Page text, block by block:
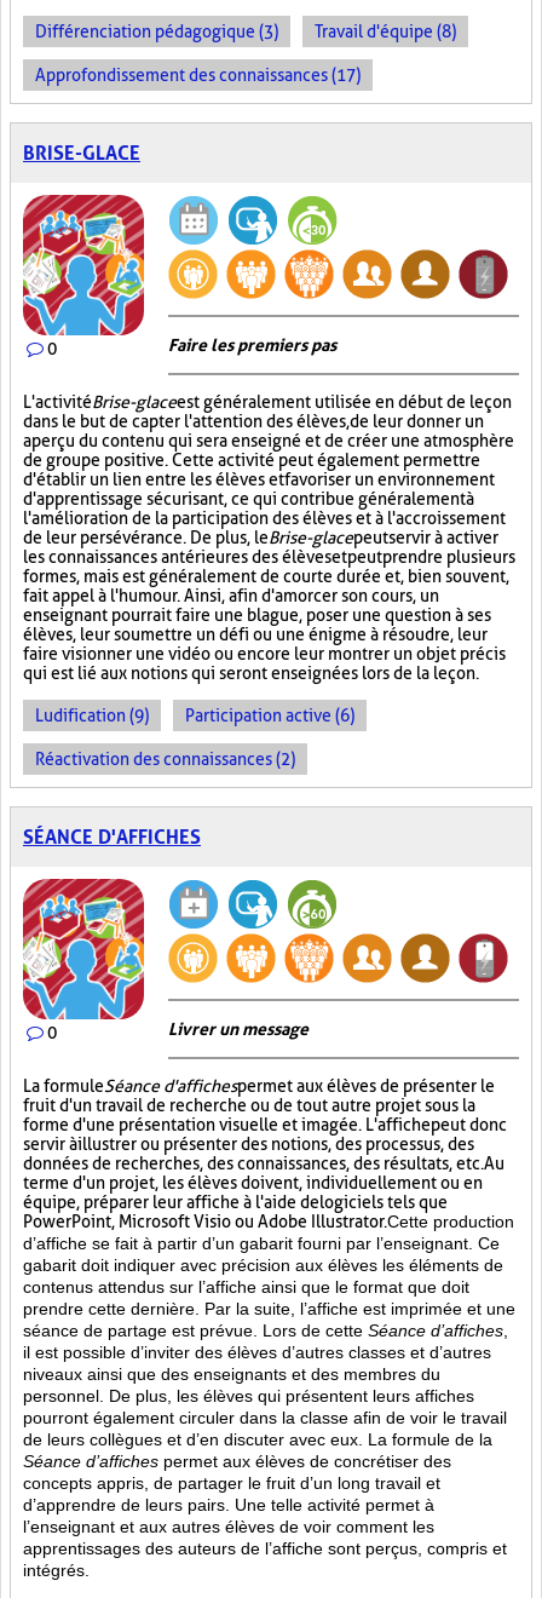
Différenciation pédagogique (3) Travail d'équipe (8)
Approfondissement des connaissances (17)
BRISE-GLACE
0 Faire les premiers pas
L'activitéBrise-glaceest généralement utilisée en début de leçon
dans le but de capter l'attention des élèves, de leur donner un
aperçu du contenu qui sera enseigné et de créer une atmosphère
de groupe positive. Cette activité peut également permettre
d'établir un lien entre les élèves et favoriser un environnement
d'apprentissage sécurisant, ce qui contribue généralement à
l'amélioration de la participation des élèves et à l'accroissement
de leur persévérance. De plus, leBrise-glacepeut servir à activer
les connaissances antérieures des élèves et peut prendre plusieurs
formes, mais est généralement de courte durée et, bien souvent,
fait appel à l'humour. Ainsi, afin d'amorcer son cours, un
enseignant pourrait faire une blague, poser une question à ses
élèves, leur soumettre un défi ou une énigme à résoudre, leur
faire visionner une vidéo ou encore leur montrer un objet précis
qui est lié aux notions qui seront enseignées lors de la leçon.
Ludification (9) Participation active (6)
Réactivation des connaissances (2)
SÉANCE D'AFFICHES
0 Livrer un message
La formuleSéance d'affichespermet aux élèves de présenter le
fruit d'un travail de recherche ou de tout autre projet sous la
forme d'une présentation visuelle et imagée. L'affichepeut donc
servir à illustrer ou présenter des notions, des processus, des
données de recherches, des connaissances, des résultats, etc. Au
terme d'un projet, les élèves doivent, individuellement ou en
équipe, préparer leur affiche à l'aide de logiciels tels que
PowerPoint, Microsoft Visio ou Adobe Illustrator.Cette production
d’affiche se fait à partir d’un gabarit fourni par l’enseignant. Ce
gabarit doit indiquer avec précision aux élèves les éléments de
contenus attendus sur l’affiche ainsi que le format que doit
prendre cette dernière. Par la suite, l’affiche est imprimée et une
séance de partage est prévue. Lors de cette Séance d’affiches
il est possible d’inviter des élèves d’autres classes et d’autres
niveaux ainsi que des enseignants et des membres du
personnel. De plus, les élèves qui présentent leurs affiches
pourront également circuler dans la classe afin de voir le travail
de leurs collègues et d’en discuter avec eux. La formule de la
Séance d’affiches permet aux élèves de concrétiser des
concepts appris, de partager le fruit d’un long travail et
d’apprendre de leurs pairs. Une telle activité permet à
l’enseignant et aux autres élèves de voir comment les
apprentissages des auteurs de l’affiche sont perçus, compris et
intégrés.